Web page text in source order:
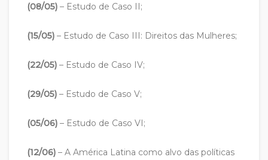
(08/05) – Estudo de Caso II;
(15/05) – Estudo de Caso III: Direitos das Mulheres;
(22/05) – Estudo de Caso IV;
(29/05) – Estudo de Caso V;
(05/06) – Estudo de Caso VI;
(12/06) – A América Latina como alvo das políticas